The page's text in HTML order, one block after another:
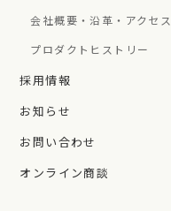
会社概要・沿革・アクセス
プロダクトヒストリー
採用情報
お知らせ
お問い合わせ
オンライン商談